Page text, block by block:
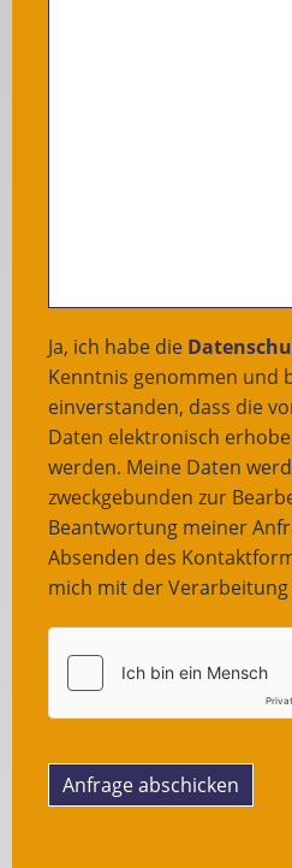
Ja, ich habe die
Kenntnis genommen und
einverstanden, dass die
Daten elektronisch
werden. Meine Daten
zweckgebunden zur
Beantwortung meiner
Absenden des
mich mit der
Anfrage abschicken